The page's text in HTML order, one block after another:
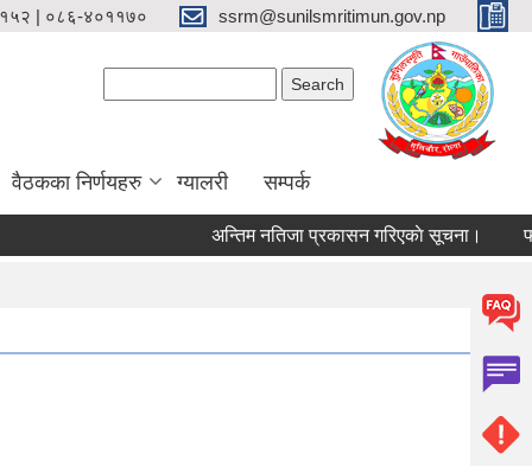
| ०८६-४०११७० ssrm@sunilsmritimun.gov.np
वैठकका निर्णयहरु ग्यालरी सम्पर्क
अन्तिम नतिजा प्रकासन गरिएकाे सूचना।